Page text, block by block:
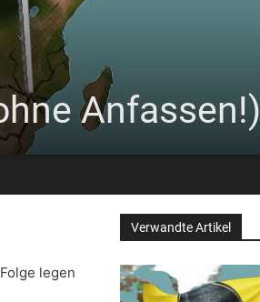
Anfassen!)
legen
Verwandte Artikel